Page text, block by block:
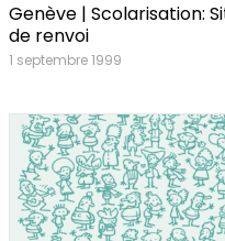
Genève | Scolarisation:
de renvoi
1 septembre 1999